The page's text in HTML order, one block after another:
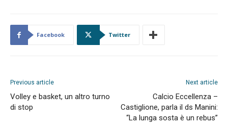
Facebook Twitter
Previous article
Volley e basket, un altro turno
di stop
Next article
Calcio Eccellenza –
Castiglione, parla il ds Manini:
“La lunga sosta è un rebus”